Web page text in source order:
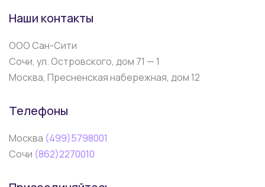
Наши контакты
ООО Сан-Сити
Сочи, ул. Островского, дом 71 — 1
Москва, Пресненская набережная, дом 12
Телефоны
Москва (499)5798001
Сочи (862)2270010